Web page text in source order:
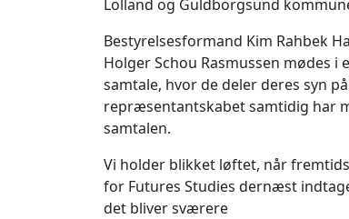
Lolland og Guldborgsund
Bestyrelsesformand Kim Rahbek
Holger Schou Rasmussen mødes
samtale, hvor de deler deres syn
repræsentantskabet samtidig har
samtalen.
Vi holder blikket løftet, når
for Futures Studies dernæst
det bliver sværere